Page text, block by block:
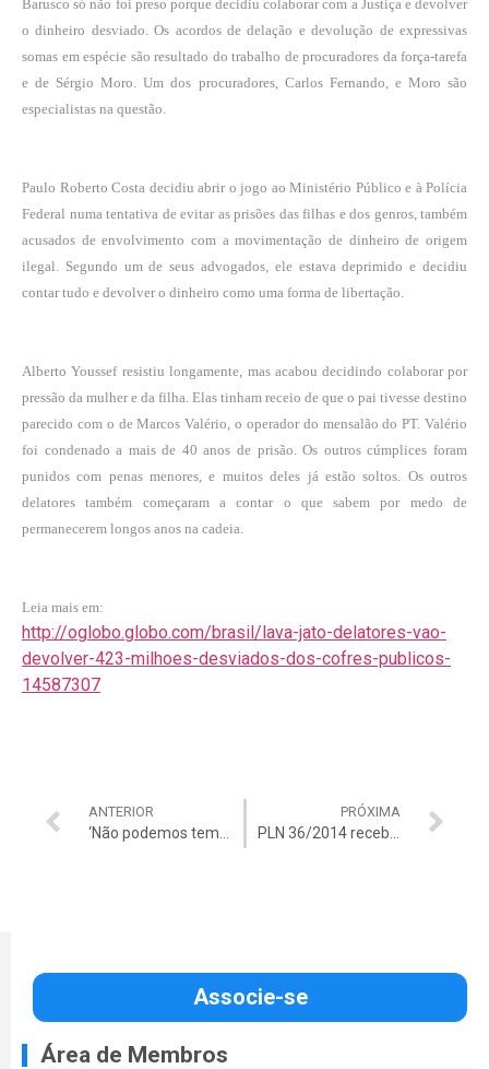
Barusco só não foi preso porque decidiu colaborar com a Justiça e devolver
o dinheiro desviado. Os acordos de delação e devolução de expressivas
somas em espécie são resultado do trabalho de procuradores da força-tarefa
e de Sérgio Moro. Um dos procuradores, Carlos Fernando, e Moro são
especialistas na questão.
Paulo Roberto Costa decidiu abrir o jogo ao Ministério Público e à Polícia
Federal numa tentativa de evitar as prisões das filhas e dos genros, também
acusados de envolvimento com a movimentação de dinheiro de origem
ilegal. Segundo um de seus advogados, ele estava deprimido e decidiu
contar tudo e devolver o dinheiro como uma forma de libertação.
Alberto Youssef resistiu longamente, mas acabou decidindo colaborar por
pressão da mulher e da filha. Elas tinham receio de que o pai tivesse destino
parecido com o de Marcos Valério, o operador do mensalão do PT. Valério
foi condenado a mais de 40 anos de prisão. Os outros cúmplices foram
punidos com penas menores, e muitos deles já estão soltos. Os outros
delatores também começaram a contar o que sabem por medo de
permanecerem longos anos na cadeia.
Leia mais em:
http://oglobo.globo.com/brasil/lava-jato-delatores-vao-
devolver-423-milhoes-desviados-dos-cofres-publicos-
14587307
ANTERIOR PRÓXIMA
Associe-se
Área de Membros